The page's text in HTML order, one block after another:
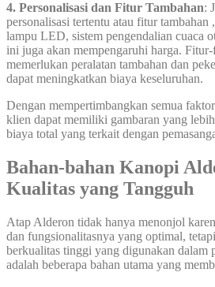
4. Personalisasi dan Fitur Tambahan:
personalisasi tertentu atau fitur tambahan
lampu LED, sistem pengendalian cuaca
ini juga akan mempengaruhi harga.
memerlukan peralatan tambahan dan
dapat meningkatkan biaya keseluruhan.
Dengan mempertimbangkan semua
klien dapat memiliki gambaran yang
biaya total yang terkait dengan
Bahan-bahan Kanopi
Kualitas yang Tangguh
Atap Alderon tidak hanya menonjol
dan fungsionalitasnya yang optimal,
berkualitas tinggi yang digunakan dalam
adalah beberapa bahan utama yang